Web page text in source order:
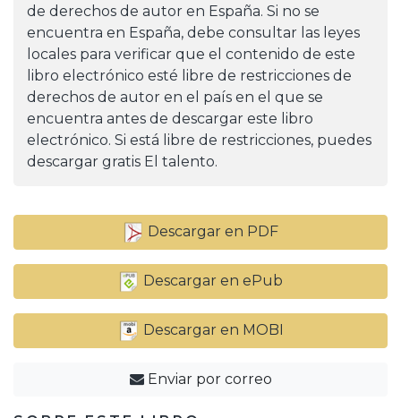
de derechos de autor en España. Si no se
encuentra en España, debe consultar las leyes
locales para verificar que el contenido de este
libro electrónico esté libre de restricciones de
derechos de autor en el país en el que se
encuentra antes de descargar este libro
electrónico. Si está libre de restricciones, puedes
descargar gratis El talento.
Descargar en PDF
Descargar en ePub
Descargar en MOBI
Enviar por correo